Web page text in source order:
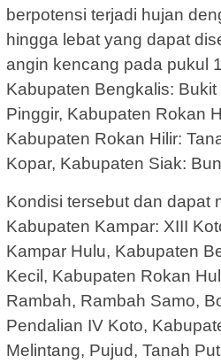
berpotensi terjadi hujan
hingga lebat yang dapat
angin kencang pada pukul
Kabupaten Bengkalis:
Pinggir, Kabupaten Rokan
Kabupaten Rokan Hilir:
Kopar, Kabupaten Siak:
Kondisi tersebut dan dapat
Kabupaten Kampar: XIII
Kampar Hulu, Kabupaten
Kecil, Kabupaten Rokan
Rambah, Rambah Samo,
Pendalian IV Koto,
Melintang, Pujud, Tanah